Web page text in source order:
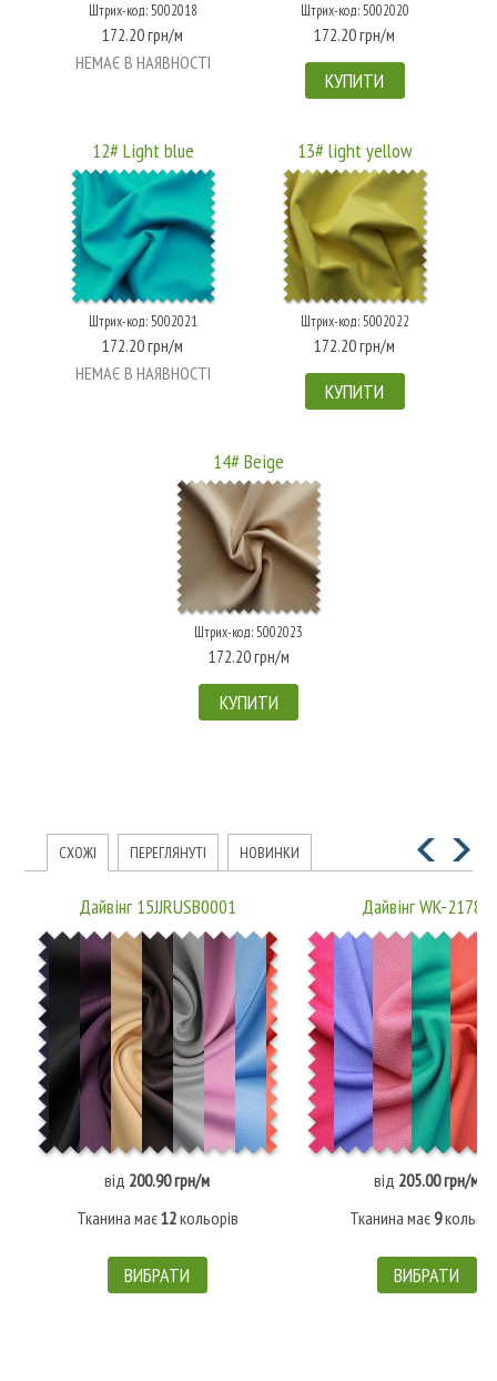
Штрих-код: 5002018
172.20 грн/м
НЕМАЄ В НАЯВНОСТІ
Штрих-код: 5002020
172.20 грн/м
КУПИТИ
12# Light blue
Штрих-код: 5002021
172.20 грн/м
НЕМАЄ В НАЯВНОСТІ
13# light yellow
Штрих-код: 5002022
172.20 грн/м
КУПИТИ
14# Beige
Штрих-код: 5002023
172.20 грн/м
КУПИТИ
СХОЖІ ПЕРЕГЛЯНУТІ НОВИНКИ
Дайвінг 15JJRUSB0001
від 200.90 грн/м
Тканина має12кольорів
ВИБРАТИ
Дайвінг WK-21780
від 205.00 грн/м
Тканина має9
ВИБРАТИ